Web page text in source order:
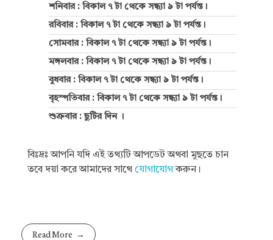
শনিবার : বিকাল ৭ টা থেকে সন্ধ্যা ৯ টা পর্যন্ত।
রবিবার : বিকাল ৭ টা থেকে সন্ধ্যা ৯ টা পর্যন্ত।
সোমবার : বিকাল ৭ টা থেকে সন্ধ্যা ৯ টা পর্যন্ত।
মঙ্গলবার : বিকাল ৭ টা থেকে সন্ধ্যা ৯ টা পর্যন্ত।
বুধবার : বিকাল ৭ টা থেকে সন্ধ্যা ৯ টা পর্যন্ত।
বৃহস্পতিবার : বিকাল ৭ টা থেকে সন্ধ্যা ৯ টা পর্যন্ত।
শুক্রবার : ছুটির দিন ।
বিঃদ্রঃ আপনি যদি এই তথ্যটি আপডেট অথবা মুছতে চান
তবে দয়া করে আমাদের সাথে যোগাযোগকরুন।
Read More